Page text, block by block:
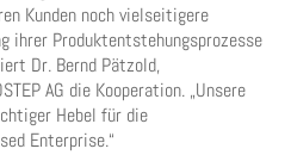
Kunden noch vielseitigere
ihrer Produktentstehungsprozesse
Dr. Bernd Pätzold,
AG die Kooperation. „Unsere
Hebel für die
Enterprise.“